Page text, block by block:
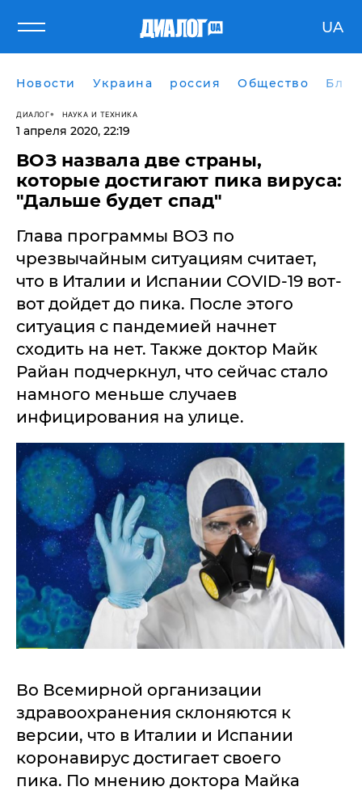
UA
Новости Украина россия Общество
ДИАЛОГ НАУКА И ТЕХНИКА
1 апреля 2020, 22:19
ВОЗ назвала две страны,
которые достигают пика вируса:
"Дальше будет спад"
Глава программы ВОЗ по
чрезвычайным ситуациям считает,
что в Италии и Испании COVID-19 вот-
вот дойдет до пика. После этого
ситуация с пандемией начнет
сходить на нет. Также доктор Майк
Райан подчеркнул, что сейчас стало
намного меньше случаев
инфицирования на улице.
Во Всемирной организации
здравоохранения склоняются к
версии, что в Италии и Испании
коронавирус достигает своего
пика. По мнению доктора Майка